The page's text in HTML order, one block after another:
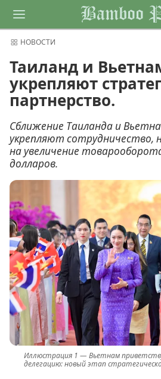
Bamboo
НОВОСТИ
Таиланд и
укрепляют
партнерство.
Сближение Таиланда и
укрепляют сотрудничество,
на увеличение
долларов.
Вьетнам
делегацию: новый этап